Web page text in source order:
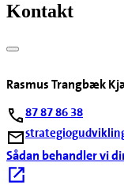
Kontakt
Rasmus Trangbæk
87 87 86 38
Sådan behandler vi